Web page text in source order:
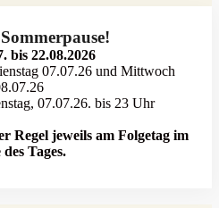
bis 22.08.2026
07.07.26 und Mittwoch
07.07.26. bis 23 Uhr
Regel jeweils am Folgetag im
Tages.